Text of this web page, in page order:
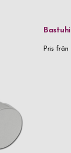
Pris från